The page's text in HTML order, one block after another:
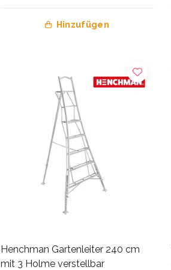
Hinzufügen
Henchman Gartenleiter 240 cm
mit 3 Holme verstellbar